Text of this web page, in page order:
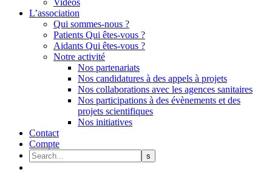
Vidéos
L’association
Qui sommes-nous ?
Patients Qui êtes-vous ?
Aidants Qui êtes-vous ?
Notre activité
Nos partenariats
Nos candidatures à des appels à projets
Nos collaborations avec les agences sanitaires
Nos participations à des évènements et des
projets scientifiques
Nos initiatives
Contact
Compte